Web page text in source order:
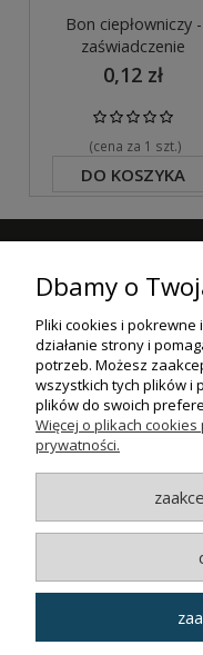
Bon ciepłowniczy -
zaświadczenie
0,12 zł
(cena za 1 szt.)
DO KOSZYKA
Dbamy o
Pliki cookies i pokrewne
działanie strony i
potrzeb. Możesz
wszystkich tych plików i
plików do swoich
Więcej o plikach
prywatności.